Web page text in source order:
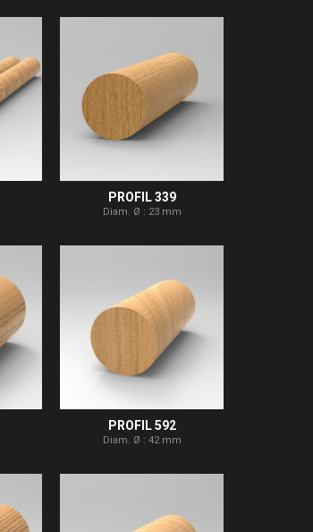
PROFIL 339
Diam. Ø : 23 mm
PROFIL 592
Diam. Ø : 42 mm